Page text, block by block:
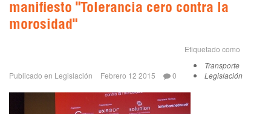
manifiesto "Tolerancia cero contra la
morosidad"
Publicado en Legislación Febrero 12 2015 0
Etiquetado como
Transporte
Legislación